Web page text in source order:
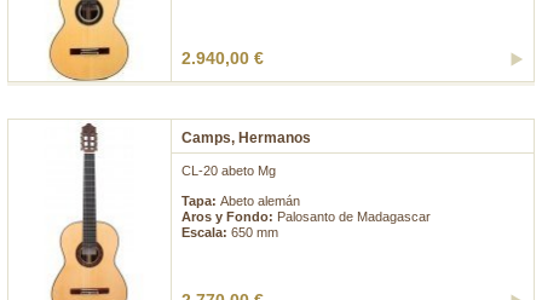
2.940,00 €
Camps, Hermanos
CL-20 abeto Mg
Tapa: Abeto alemán
Aros y Fondo: Palosanto de Madagascar
Escala: 650 mm